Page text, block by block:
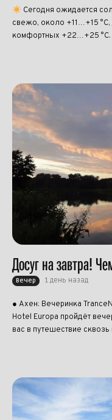
Сегодня ожидается
свежо, около +11…+15
комфортных +22…+25 °C.
Досуг на завтра!
Вечер 1 день назад
● Ахен: Вечеринка
Hotel Europa пройдёт
вас в путешествие сквозь